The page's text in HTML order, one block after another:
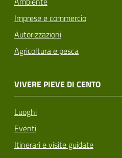
Imprese e commercio
Autorizzazioni
Agricoltura e pesca
VIVERE PIEVE DI CENTO
Luoghi
Eventi
Itinerari e visite guidate